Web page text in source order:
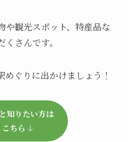
や観光スポット、特産品な
さんです。
めぐりに出かけましょう！
知りたい方は
こちら